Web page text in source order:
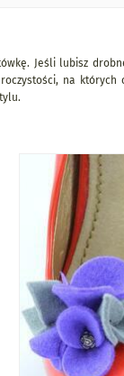
Jeśli lubisz
na